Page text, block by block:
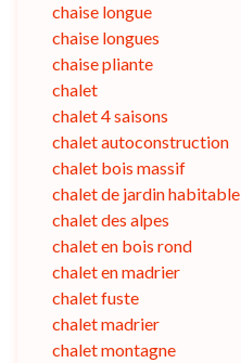
chaise longue
chaise longues
chaise pliante
chalet
chalet 4 saisons
chalet autoconstruction
chalet bois massif
chalet de jardin habitable
chalet des alpes
chalet en bois rond
chalet en madrier
chalet fuste
chalet madrier
chalet montagne